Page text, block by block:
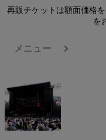
再販チケットは額面価格
を
メニュー